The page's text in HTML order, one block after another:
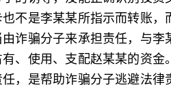
不是李某某所指示而转账，
诈骗分子来承担责任，与李
、使用、支配赵某某的资金
，是帮助诈骗分子逃避法律